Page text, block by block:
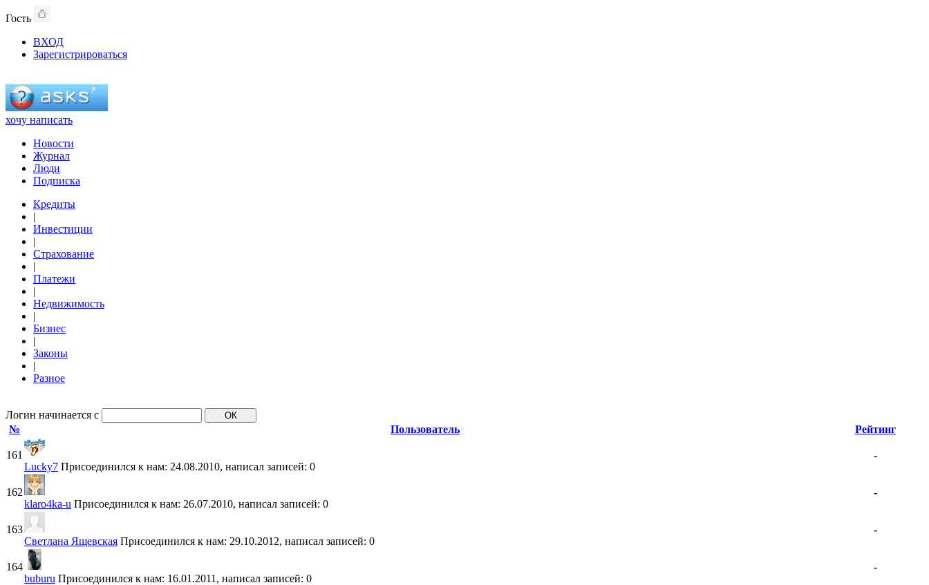
Гость
ВХОД
Зарегистрироваться
хочу написать
Новости
Журнал
Люди
Подписка
Кредиты
|
Инвестиции
|
Страхование
|
Платежи
|
Недвижимость
|
Бизнес
|
Законы
|
Разное
Логин начинается с
№
Пользователь Рейтинг
161
Lucky7 Присоединился к нам: 24.08.2010, написал записей: 0
-
162
klaro4ka-u Присоединился к нам: 26.07.2010, написал записей: 0
-
163
Светлана Ящевская Присоединился к нам: 29.10.2012, написал записей: 0
-
164
buburu Присоединился к нам: 16.01.2011, написал записей: 0
-